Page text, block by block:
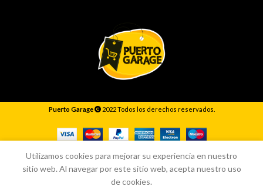
Puerto Garage 2022 Todos los derechos reservados.
Utilizamos cookies para mejorar su experiencia en nuestro
sitio web. Al navegar por este sitio web, acepta nuestro uso
de cookies.